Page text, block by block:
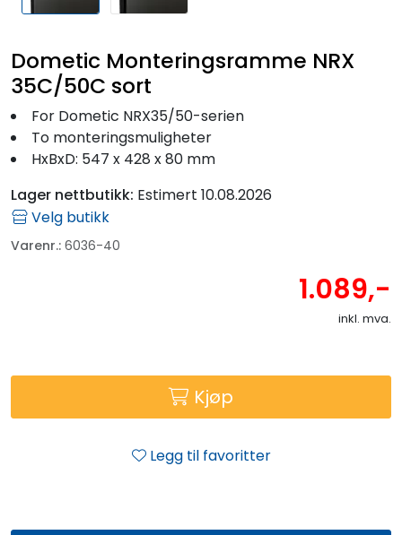
Dometic Monteringsramme NRX
35C/50C sort
For Dometic NRX35/50-serien
To monteringsmuligheter
HxBxD: 547 x 428 x 80 mm
Lager nettbutikk: Estimert 10.08.2026
Velg butikk
Varenr.: 6036-40
1.089,-
inkl. mva.
Kjøp
Legg til favoritter
Kampanje